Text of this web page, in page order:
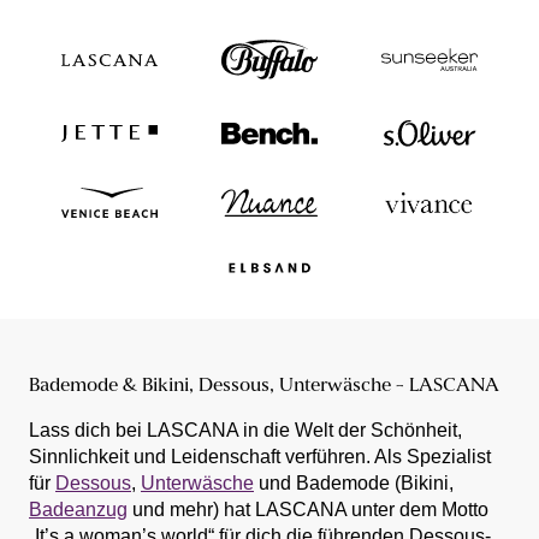
Bademode & Bikini, Dessous, Unterwäsche - LASCANA
Lass dich bei LASCANA in die Welt der Schönheit,
Sinnlichkeit und Leidenschaft verführen. Als Spezialist
für Dessous, Unterwäsche und Bademode (Bikini,
Badeanzug und mehr) hat LASCANA unter dem Motto